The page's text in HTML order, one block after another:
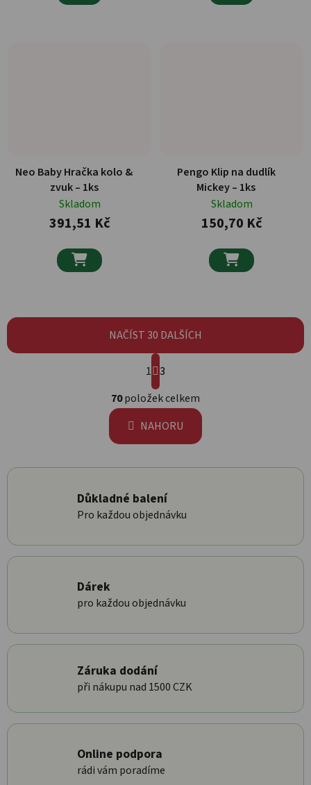
Neo Baby Hračka kolo &
zvuk – 1ks
Skladom
391,51 Kč

Pengo Klip na dudlík
Mickey – 1ks
Skladom
150,70 Kč

Ovládací prvky výpisu
NAČÍST 30 DALŠÍCH
Stránkování
1 3
70položek celkem
NAHORU
Důkladné balení
Pro každou objednávku
Dárek
pro každou objednávku
Záruka dodání
při nákupu nad 1500 CZK
Online podpora
rádi vám poradíme